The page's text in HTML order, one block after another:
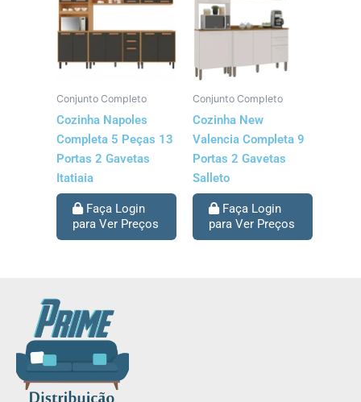
Conjunto Completo
Cozinha Napoles
Completa 5 Peças 13
Portas 2 Gavetas
Itatiaia
Faça Login
para Ver Preços
Conjunto Completo
Cozinha New
Valencia Completa 9
Portas 2 Gavetas
Salleto
Faça Login
para Ver Preços